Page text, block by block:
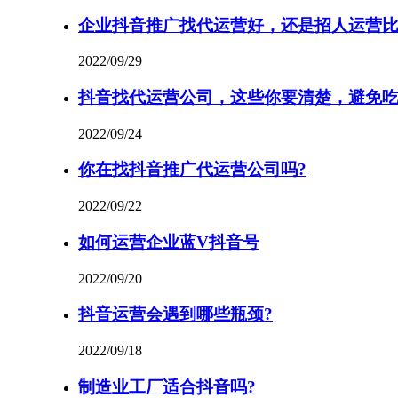
企业抖音推广找代运营好，还是招人运营
2022/09/29
抖音找代运营公司，这些你要清楚，避免
2022/09/24
你在找抖音推广代运营公司吗?
2022/09/22
如何运营企业蓝V抖音号
2022/09/20
抖音运营会遇到哪些瓶颈?
2022/09/18
制造业工厂适合抖音吗?